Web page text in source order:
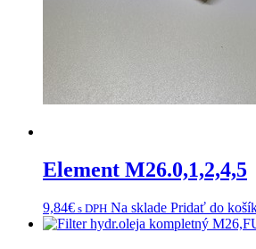
Element M26.0,1,2,4,5
9,84€ s DPH Na sklade Pridať do